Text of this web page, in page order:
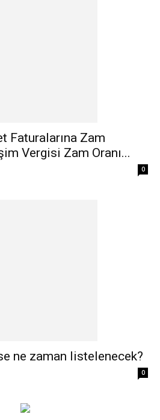
Faturalarına Zam
Vergisi Zam Oranı...
0
ne zaman listelenecek?
0